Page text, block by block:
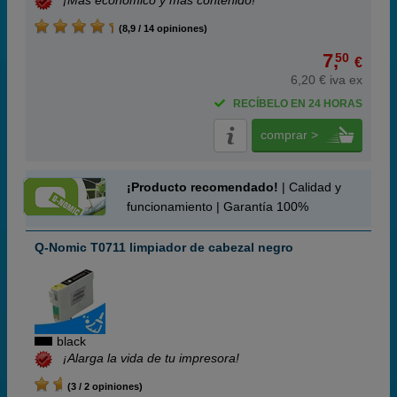
(8,9 / 14 opiniones)
7,50 €
6,20 € iva ex
RECÍBELO EN 24 HORAS
comprar >
¡Producto recomendado! | Calidad y
funcionamiento | Garantía 100%
Q-Nomic T0711 limpiador de cabezal negro
black
¡Alarga la vida de tu impresora!
(3 / 2 opiniones)